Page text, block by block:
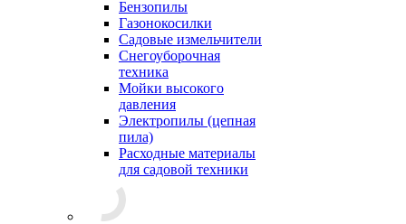
Бензопилы
Газонокосилки
Садовые измельчители
Снегоуборочная
техника
Мойки высокого
давления
Электропилы (цепная
пила)
Расходные материалы
для садовой техники